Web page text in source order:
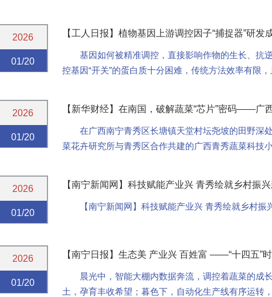
2026
01/20
【工人日报】植物基因上游调控因子“捕捉器”研发
基因如何被精准调控，直接影响作物的生长、抗
控基因“开关”的蛋白质十分困难，传统方法效率有限
2026
01/20
【新华财经】在南国，破解蔬菜“芯片”密码——广
在广西南宁青秀区长塘镇天堂村坛尧坡的田野深
菜花卉研究所与青秀区合作共建的广西青秀蔬菜科技
2026
01/20
【南宁新闻网】科技赋能产业兴 青秀绘就乡村振
【南宁新闻网】科技赋能产业兴 青秀绘就乡村振
2026
01/20
【南宁日报】生态美 产业兴 百姓富 ——“十四五”
晨光中，智能大棚内数据奔流，调控着蔬菜的成
土，孕育丰收希望；暮色下，自动化生产线有序运转